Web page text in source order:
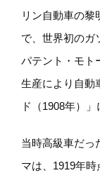
リン自動車の黎
で、世界初のガ
パテント・モト
生産により自動
ド（1908年）
当時高級車だっ
マは、1919年